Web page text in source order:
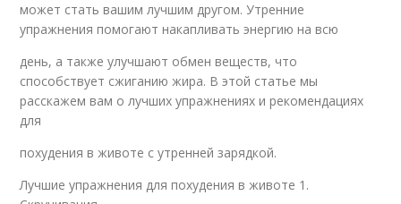
может стать вашим лучшим другом. Утренние
упражнения помогают накапливать энергию на всю
день, а также улучшают обмен веществ, что
способствует сжиганию жира. В этой статье мы
расскажем вам о лучших упражнениях и рекомендациях
для
похудения в животе с утренней зарядкой.
Лучшие упражнения для похудения в животе 1.